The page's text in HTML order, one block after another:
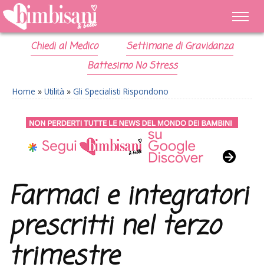
Chiedi al Medico
Settimane di Gravidanza
Battesimo No Stress
Home » Utilità » Gli Specialisti Rispondono
Farmaci e integratori
prescritti nel terzo
trimestre